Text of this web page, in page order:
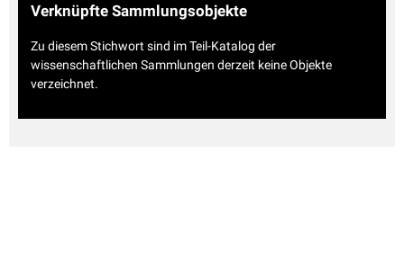
Verknüpfte Sammlungsobjekte
Zu diesem Stichwort sind im Teil-Katalog der
wissenschaftlichen Sammlungen derzeit keine Objekte
verzeichnet.